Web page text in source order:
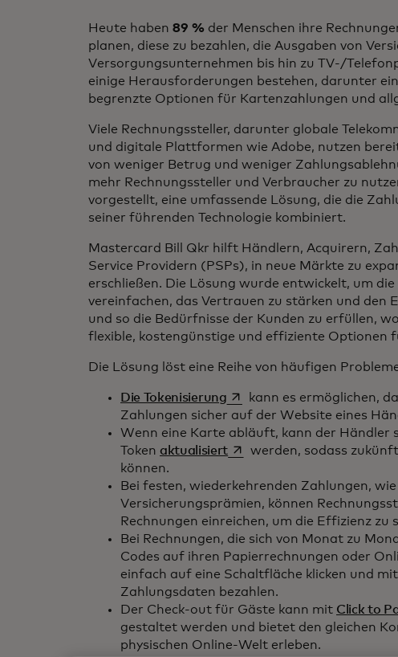
Heute haben 89 % der Menschen ihre
planen, diese zu bezahlen, die Ausgaben von
Versorgungsunternehmen bis hin zu TV-/
einige Herausforderungen bestehen, darunter
begrenzte Optionen für Kartenzahlungen und
Viele Rechnungssteller, darunter globale
und digitale Plattformen wie Adobe, nutzen
von weniger Betrug und weniger
mehr Rechnungssteller und Verbraucher zu
vorgestellt, eine umfassende Lösung, die die
seiner führenden Technologie kombiniert.
Mastercard Bill Qkr hilft Händlern, Acquirern,
Service Providern (PSPs), in neue Märkte zu
erschließen. Die Lösung wurde entwickelt, um
vereinfachen, das Vertrauen zu stärken und den
und so die Bedürfnisse der Kunden zu erfüllen,
flexible, kostengünstige und effiziente Optionen
Die Lösung löst eine Reihe von häufigen
Die Tokenisierungwird in einer neuen
kann es ermöglichen,
Zahlungen sicher auf der Website eines
Wenn eine Karte abläuft, kann der Händler
Token aktualisiertwird in einer neuen
werden, sodass
können.
Bei festen, wiederkehrenden Zahlungen,
Versicherungsprämien, können
Rechnungen einreichen, um die Effizienz zu
Bei Rechnungen, die sich von Monat zu
Codes auf ihren Papierrechnungen oder
einfach auf eine Schaltfläche klicken und
Zahlungsdaten bezahlen.
Der Check-out für Gäste kann mit Click to
gestaltet werden und bietet den gleichen
physischen Online-Welt erleben.